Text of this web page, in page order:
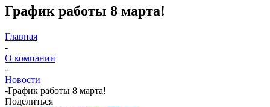
График работы 8 марта!
Главная
-
О компании
-
Новости
-График работы 8 марта!
Поделиться